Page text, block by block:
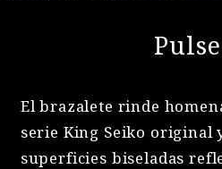
El brazalete rinde
serie King Seiko original
superficies biseladas